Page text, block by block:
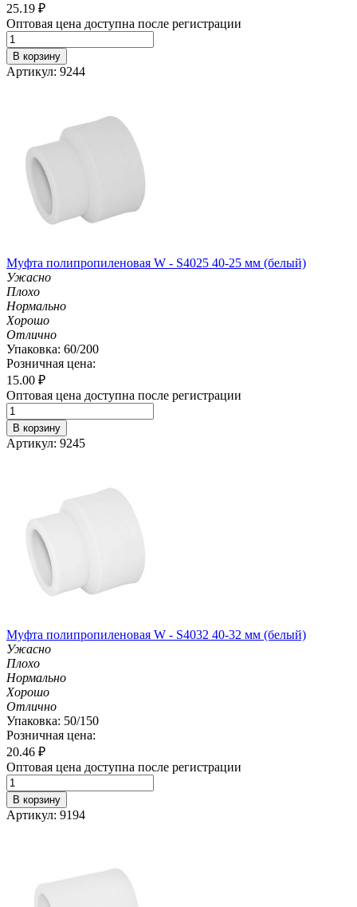
25.19 ₽
Оптовая цена доступна после регистрации
В корзину
Артикул: 9244
Муфта полипропиленовая W - S4025 40-25 мм (белый)
Ужасно
Плохо
Нормально
Хорошо
Отлично
Упаковка: 60/200
Розничная цена:
15.00 ₽
Оптовая цена доступна после регистрации
В корзину
Артикул: 9245
Муфта полипропиленовая W - S4032 40-32 мм (белый)
Ужасно
Плохо
Нормально
Хорошо
Отлично
Упаковка: 50/150
Розничная цена:
20.46 ₽
Оптовая цена доступна после регистрации
В корзину
Артикул: 9194